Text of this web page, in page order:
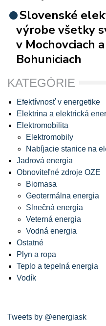
Slovenské
výrobe všetky
v Mochovciach
Bohuniciach
KATEGÓRIE
Efektívnosť v energetike
Elektrina a elektrická
Elektromobilita
Elektromobily
Nabíjacie stanice na
Jadrová energia
Obnoviteľné zdroje OZE
Biomasa
Geotermálna energia
Slnečná energia
Veterná energia
Vodná energia
Ostatné
Plyn a ropa
Teplo a tepelná energia
Vodík
Tweets by @energiask